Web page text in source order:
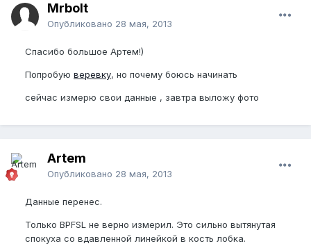
Mrbolt
Опубликовано 28 мая, 2013
Спасибо большое Артем!)
Попробую веревку, но почему боюсь начинать
сейчас измерю свои данные , завтра выложу фото
Artem
Опубликовано 28 мая, 2013
Данные перенес.
Только BPFSL не верно измерил. Это сильно вытянутая
спокуха со вдавленной линейкой в кость лобка.